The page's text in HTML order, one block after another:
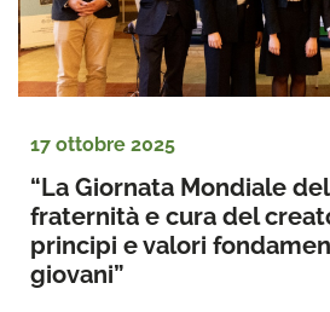
17 ottobre 2025
“La Giornata Mondiale
fraternità e cura del
principi e valori
giovani”